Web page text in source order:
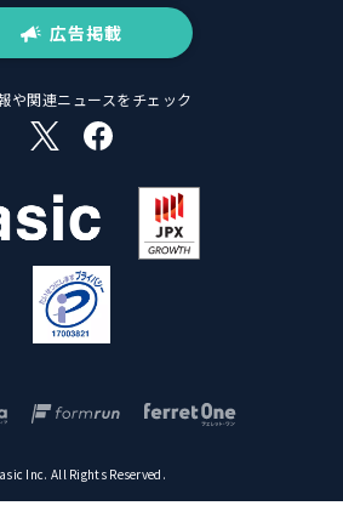
広告掲載
や関連ニュースをチェック
Inc. All Rights Reserved.